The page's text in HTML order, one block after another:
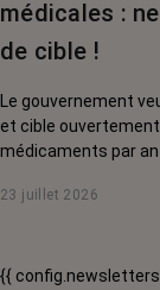
médicales :
de cible !
Le gouvernement
et cible
médicaments par
chroniques, et en
23 juillet 2026
{{